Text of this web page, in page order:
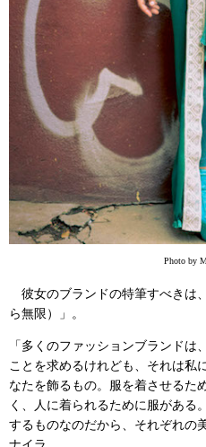
Photo by
彼女のブランドの特筆すべきは
ら無限）」。
「多くのファッションブランドは
ことを求めるけれども、それは私
なたを飾るもの。服を着させるた
く、人に着られるために服がある
するものなのだから、それぞれの